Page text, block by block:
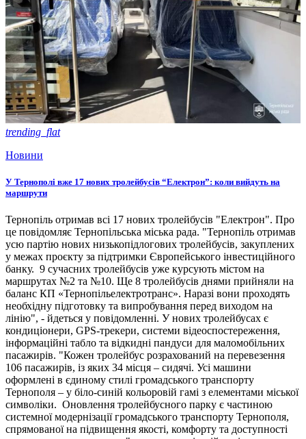
trending_flat
Новини
У Тернополі вже 17 нових тролейбусів “Електрон”: коли вийдуть на
маршрути
Тернопіль отримав всі 17 нових тролейбусів "Електрон". Про
це повідомляє Тернопільська міська рада. "Тернопіль отримав
усю партію нових низькопідлогових тролейбусів, закуплених
у межах проєкту за підтримки Європейського інвестиційного
банку. 9 сучасних тролейбусів уже курсують містом на
маршрутах №2 та №10. Ще 8 тролейбусів днями прийняли на
баланс КП «Тернопільелектротранс». Наразі вони проходять
необхідну підготовку та випробування перед виходом на
лінію", - йдеться у повідомленні. У нових тролейбусах є
кондиціонери, GPS-трекери, системи відеоспостереження,
інформаційні табло та відкидні пандуси для маломобільних
пасажирів. "Кожен тролейбус розрахований на перевезення
106 пасажирів, із яких 34 місця – сидячі. Усі машини
оформлені в єдиному стилі громадського транспорту
Тернополя – у біло-синій кольоровій гамі з елементами міської
символіки. Оновлення тролейбусного парку є частиною
системної модернізації громадського транспорту Тернополя,
спрямованої на підвищення якості, комфорту та доступності